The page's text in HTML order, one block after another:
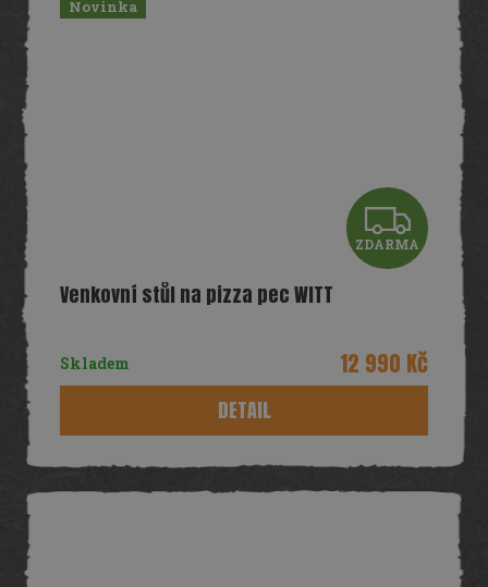
Novinka
Z
D
R
A
ZDARMA
Venkovní stůl na pizza pec WITT
Skladem 12 990 Kč
DETAIL